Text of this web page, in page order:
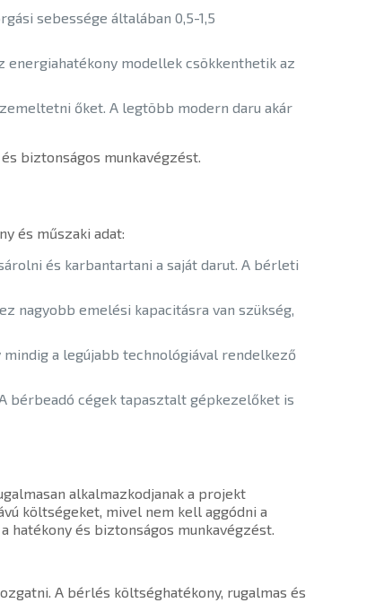
sebessége általában 0,5-1,5
energiahatékony modellek csökkenthetik az
őket. A legtöbb modern daru akár
biztonságos munkavégzést.
és műszaki adat:
és karbantartani a saját darut. A bérleti
nagyobb emelési kapacitásra van szükség,
a legújabb technológiával rendelkező
bérbeadó cégek tapasztalt gépkezelőket is
alkalmazkodjanak a projekt
költségeket, mivel nem kell aggódni a
és biztonságos munkavégzést.
A bérlés költséghatékony, rugalmas és